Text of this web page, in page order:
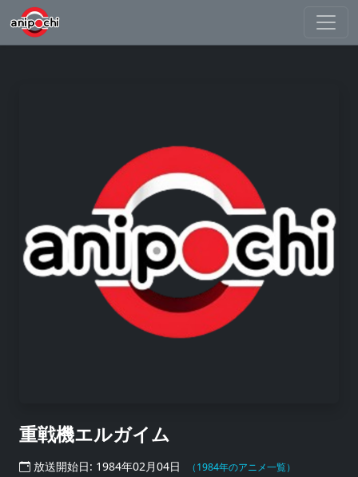
重戦機エルガイム
放送開始日: 1984年02月04日 （1984年のアニメ一覧）